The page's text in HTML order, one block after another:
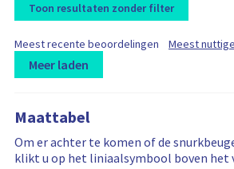
Toon resultaten zonder filter
F
i
r
b
y
Meest recente beoordelingen
F
y
Meest
Meer laden
a
i
n
v
e
w
v
e
w
Maattabel
Om er achter te komen of de
klikt u op het liniaalsymbool boven het